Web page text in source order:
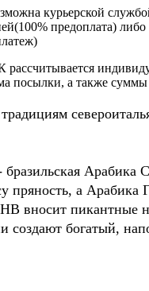
курьерской
предоплата)
рассчитывается
посылки, а также суммы
Арабика
пряность, а Арабика
вносит пикантные
создают богатый,